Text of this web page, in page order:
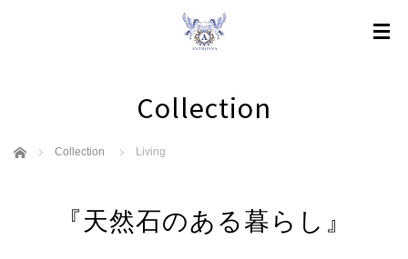
Collection
ホーム Collection Living
『天然石のある暮らし』